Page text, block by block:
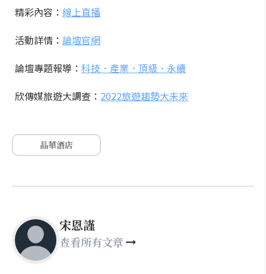
精彩內容： 線上直播
活動詳情： 論壇官網
論壇專題報導： 科技．產業．頂級．永續
欣傳媒旅遊大調查： 2022旅遊趨勢大未來
晶華酒店
宋恩謹
查看所有文章